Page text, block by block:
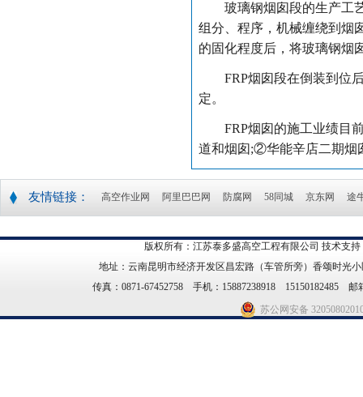
玻璃钢烟囱段的生产工艺
组分、程序，机械缠绕到烟
的固化程度后，将玻璃钢烟
FRP烟囱段在倒装到位后
定。
FRP烟囱的施工业绩目前
道和烟囱;②华能辛店二期烟
友情链接： 高空作业网 阿里巴巴网 防腐网 58同城 京东网 途
版权所有：江苏泰多盛高空工程有限公司 技术支持
地址：云南昆明市经济开发区昌宏路（车管所旁）香颂时光
传真：0871-67452758 手机：15887238918 15150182485 邮
苏公网安备